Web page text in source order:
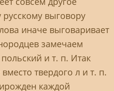
выговору
иначе выговаривает
замечаем
и т. п. Итак
твердого л и т. п.
каждой